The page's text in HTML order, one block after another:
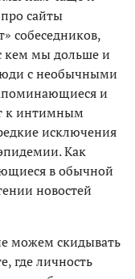
сайты
собеседников,
кем мы дольше и
с необычными
и
к интимным
исключения
Как
в обычной
новостей
можем скидывать
где личность